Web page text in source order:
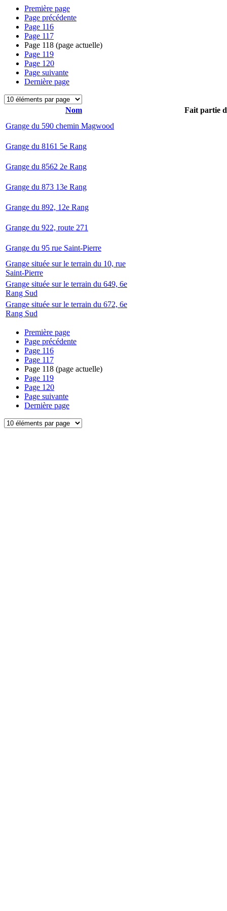
Première page
Page précédente
Page 116
Page 117
Page 118 (page actuelle)
Page 119
Page 120
Page suivante
Dernière page
Nom
Fait partie
Grange du 590 chemin Magwood
Grange du 8161 5e Rang
Grange du 8562 2e Rang
Grange du 873 13e Rang
Grange du 892, 12e Rang
Grange du 922, route 271
Grange du 95 rue Saint-Pierre
Grange située sur le terrain du 10, rue
Saint-Pierre
Grange située sur le terrain du 649, 6e
Rang Sud
Grange située sur le terrain du 672, 6e
Rang Sud
Première page
Page précédente
Page 116
Page 117
Page 118 (page actuelle)
Page 119
Page 120
Page suivante
Dernière page